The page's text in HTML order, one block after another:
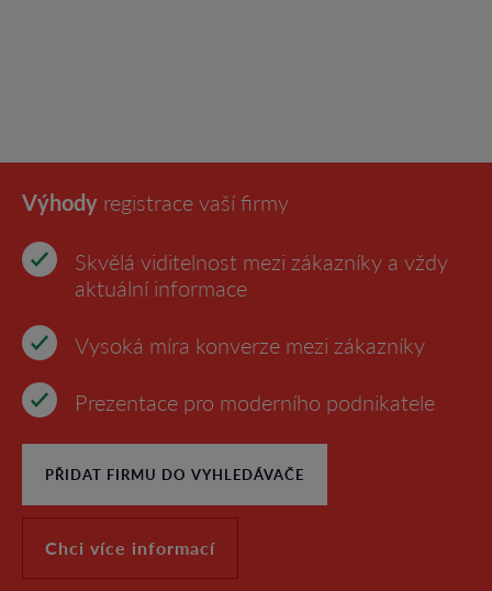
Výhody registrace vaší firmy
Skvělá viditelnost mezi zákazníky a vždy
aktuální informace
Vysoká míra konverze mezi zákazníky
Prezentace pro moderního podnikatele
PŘIDAT FIRMU DO VYHLEDÁVAČE
Chci více informací